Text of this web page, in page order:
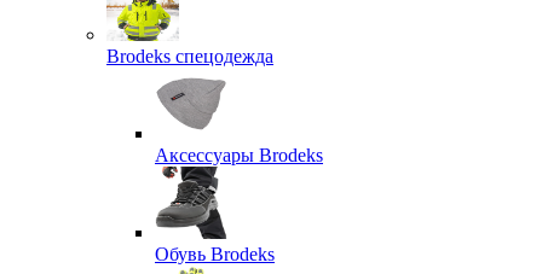
Brodeks спецодежда
Аксессуары Brodeks
Обувь Brodeks